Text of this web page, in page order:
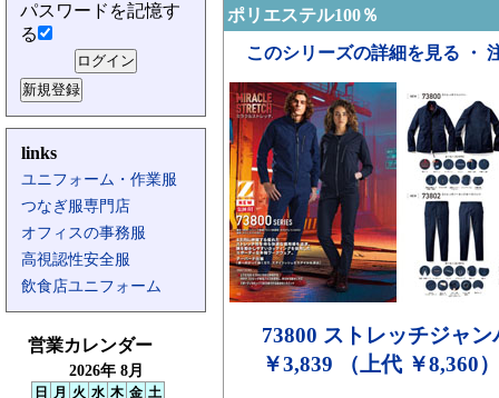
パスワードを記憶す
る
links
ユニフォーム・作業服
つなぎ服専門店
オフィスの事務服
高視認性安全服
飲食店ユニフォーム
ポリエステル100％
このシリーズの詳細を見る ・
73800 ストレッチジャン
￥3,839 （上代 ￥8,360）